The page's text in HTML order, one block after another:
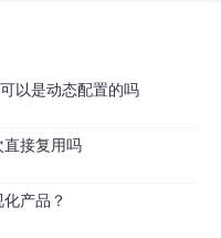
以是动态配置的吗
直接复用吗
产品？